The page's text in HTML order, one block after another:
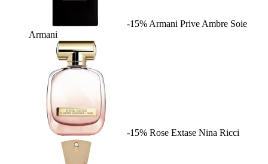
-15% Armani Prive Ambre Soie
Armani
-15% Rose Extase Nina Ricci